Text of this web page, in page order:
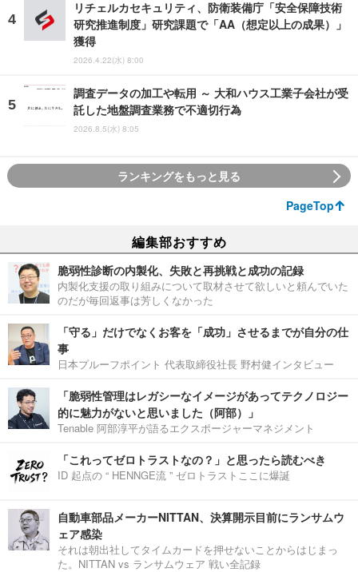
リチェルカセキュリティ、防衛装備庁「安全保障技術
研究推進制度」研究課題で「AA（想定以上の成果）」
獲得
2026.4.22(水) 8:00
調査データの加工や転用 ～ 大和ハウス工業子会社が受
託した地盤調査業務で不適切行為
2026.8.5(水) 8:05
ランキングをもっと見る
PageTop
編集部おすすめ
脆弱性診断の内製化、失敗と再挑戦と成功の記録
内製化支援の取り組みについて取材させて欲しいと頼んでいた
のだが毎回返事は芳しくなかった
「守る」だけでなくお客を「成功」させるまでが自分の仕
事
日本プルーフポイント 代表取締役社長 野村健インタビュー
「脆弱性管理はレガシーなイメージがあってテクノロジー
的に魅力がないと思いました（阿部）」
Tenable 阿部淳平が語るエクスポージャーマネジメント
「これってゼロトラストなの？」と思ったら読むべき
ID 起点の “ HENNGE流 ” ゼロトラストここに爆誕
自動車部品メーカーNITTAN、決算開示目前にランサムウ
ェア感染
それは朝出社してタイムカードを押せないことからはじまっ
た。NITTAN vs ランサムウェア 戦い全記録